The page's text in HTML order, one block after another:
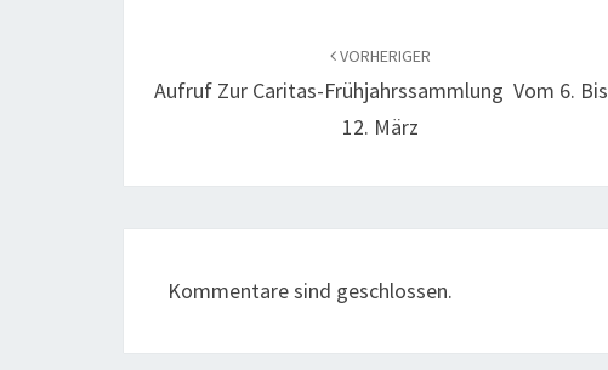
VORHERIGER
Aufruf Zur Caritas-Frühjahrssammlung Vom 6. Bis
12. März
Kommentare sind geschlossen.